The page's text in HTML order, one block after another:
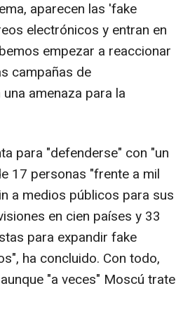
aparecen las 'fake
electrónicos y entran en
empezar a reaccionar
campañas de
amenaza para la
para "defenderse" con "un
17 personas "frente a mil
a medios públicos para sus
en cien países y 33
para expandir fake
ha concluido. Con todo,
"a veces" Moscú trate